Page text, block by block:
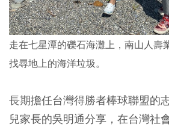
走在七星潭的礫石海灘上，南山人壽
找尋地上的海洋垃圾。
長期擔任台灣得勝者棒球聯盟的
兒家長的吳明通分享，在台灣社